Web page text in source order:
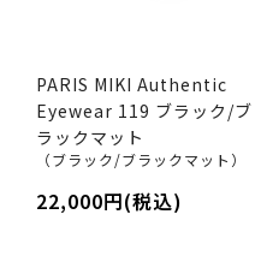
PARIS MIKI Authentic
Eyewear 119 ブラック/ブ
ラックマット
（ブラック/ブラックマット）
22,000円(税込)